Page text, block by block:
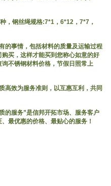
钢丝绳规格:7*1，6*12，7*7，
事情，包括材料的质量及运输过程
买，这样才能买到您称心如意的好
不锈钢材料价格，节假日照常上
效为服务准则，以互惠互利，共同
的服务”是信邦开拓市场、服务客户
最优惠的价格、最贴心的服务！